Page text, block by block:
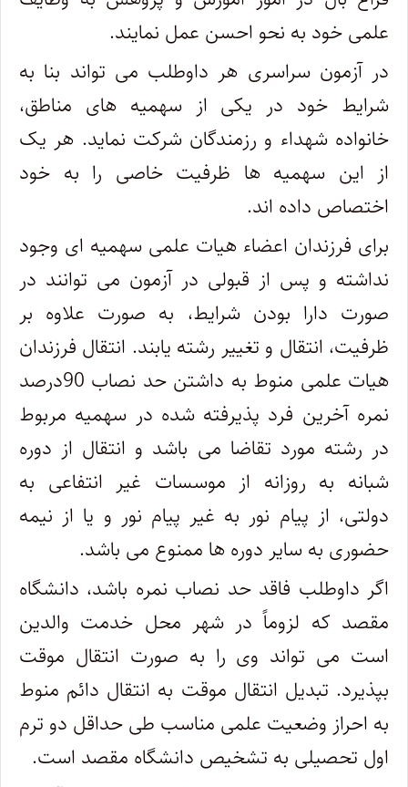
علمی خود به نحو احسن عمل نمایند.
در آزمون سراسری هر داوطلب می ‎تواند بنا به
شرایط خود در یکی از سهمیه های مناطق،
خانواده شهداء و رزمندگان شرکت نماید. هر یک
از این سهمیه ها ظرفیت خاصی را به خود
اختصاص داده اند.
برای فرزندان اعضاء هیات علمی سهمیه ‎ای وجود
نداشته و پس از قبولی در آزمون می ‎توانند در
صورت دارا بودن شرایط، به صورت علاوه بر
ظرفیت، انتقال و تغییر رشته یابند. انتقال فرزندان
هیات علمی منوط به داشتن حد نصاب 90درصد
نمره آخرین فرد پذیرفته شده در سهمیه مربوط
در رشته مورد تقاضا می باشد و انتقال از دوره
شبانه به روزانه از موسسات غیر انتفاعی به
دولتی، از پیام نور به غیر پیام نور و یا از نیمه
حضوری به سایر دوره ها ممنوع می باشد.
اگر داوطلب فاقد حد نصاب نمره باشد، دانشگاه
مقصد که لزوماً در شهر محل خدمت والدین
است می ‎تواند وی را به صورت انتقال موقت
بپذیرد. تبدیل انتقال موقت به انتقال دائم منوط
به احراز وضعیت علمی مناسب طی حداقل دو ترم
اول تحصیلی به تشخیص دانشگاه مقصد است.